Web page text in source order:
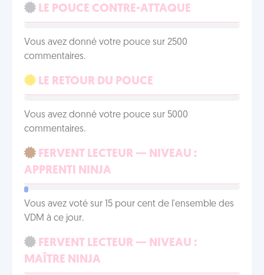
LE POUCE CONTRE-ATTAQUE
Vous avez donné votre pouce sur 2500
commentaires.
LE RETOUR DU POUCE
Vous avez donné votre pouce sur 5000
commentaires.
FERVENT LECTEUR — NIVEAU :
APPRENTI NINJA
Vous avez voté sur 15 pour cent de l'ensemble des
VDM à ce jour.
FERVENT LECTEUR — NIVEAU :
MAÎTRE NINJA